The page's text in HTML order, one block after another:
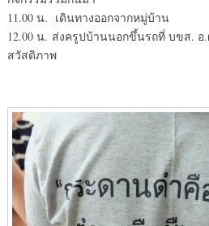
11.00 น. เดินทางออกจากหมู่บ้าน
12.00 น. ส่งครูปบ้านนอกขึ้นรถที่ บขส. อ
สวัสดิภาพ